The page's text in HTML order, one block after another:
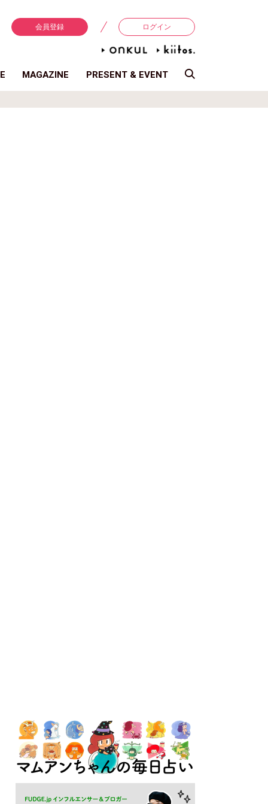
会員登録 ログイン
MAGAZINE PRESENT & EVENT